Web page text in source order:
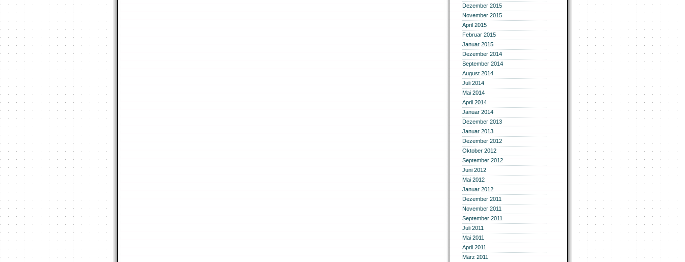
Dezember 2015
November 2015
April 2015
Februar 2015
Januar 2015
Dezember 2014
September 2014
August 2014
Juli 2014
Mai 2014
April 2014
Januar 2014
Dezember 2013
Januar 2013
Dezember 2012
Oktober 2012
September 2012
Juni 2012
Mai 2012
Januar 2012
Dezember 2011
November 2011
September 2011
Juli 2011
Mai 2011
April 2011
März 2011